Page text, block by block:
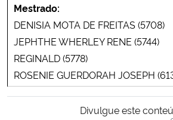
Ministério da Ciência, Tecnologia, Inovações e
Ministério do Meio Ambiente
Ministério do Turismo
Ministério do Desenvolvimento Regional
Mestrado:
DENISIA MOTA DE FREITAS (5708)
JEPHTHE WHERLEY RENE (5744)
REGINALD (5778)
ROSENIE GUERDORAH JOSEPH
Divulgue este